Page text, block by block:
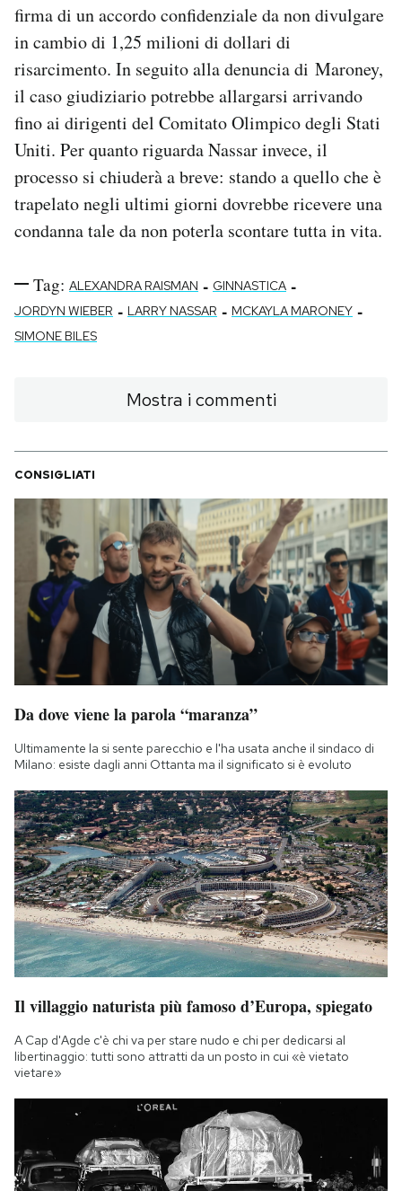
firma di un accordo confidenziale da non divulgare
in cambio di 1,25 milioni di dollari di
risarcimento. In seguito alla denuncia di Maroney,
il caso giudiziario potrebbe allargarsi arrivando
fino ai dirigenti del Comitato Olimpico degli Stati
Uniti. Per quanto riguarda Nassar invece, il
processo si chiuderà a breve: stando a quello che è
trapelato negli ultimi giorni dovrebbe ricevere una
condanna tale da non poterla scontare tutta in vita.
Tag: ALEXANDRA RAISMAN - GINNASTICA -
JORDYN WIEBER - LARRY NASSAR - MCKAYLA MARONEY -
SIMONE BILES
Mostra i commenti
CONSIGLIATI
Da dove viene la parola “maranza”
Ultimamente la si sente parecchio e l'ha usata anche il sindaco di
Milano: esiste dagli anni Ottanta ma il significato si è evoluto
Il villaggio naturista più famoso d’Europa, spiegato
A Cap d'Agde c'è chi va per stare nudo e chi per dedicarsi al
libertinaggio: tutti sono attratti da un posto in cui «è vietato
vietare»